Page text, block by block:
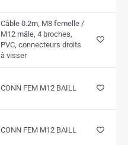
Câble 0.2m, M8 femelle /
M12 mâle, 4 broches,
PVC, connecteurs droits
à visser
CONN FEM M12 BAILL
CONN FEM M12 BAILL